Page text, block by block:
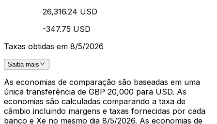
26,316.24 USD
-347.75 USD
Taxas obtidas em 8/5/2026
Saiba mais
As economias de comparação são baseadas em uma
única transferência de GBP 20,000 para USD. As
economias são calculadas comparando a taxa de
câmbio incluindo margens e taxas fornecidas por cada
banco e Xe no mesmo dia 8/5/2026. As economias de